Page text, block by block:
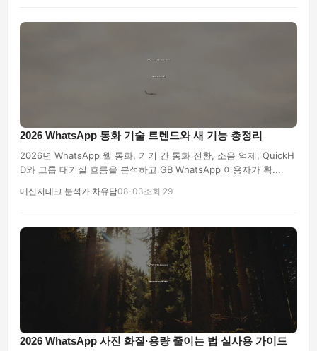
2026 WhatsApp 통화 기술 트렌드와 새 기능 총정리
2026년 WhatsApp 웹 통화, 기기 간 통화 전환, 소음 억제, QuickH
D와 그룹 대기실 흐름을 분석하고 GB WhatsApp 이용자가 확...
메신저테크 분석가 차유담08-03조회 29
2026 WhatsApp 사진 화질·용량 줄이는 법 실사용 가이드